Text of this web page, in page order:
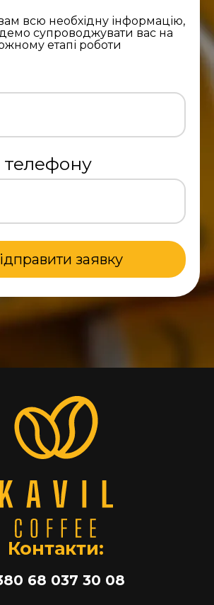
всю необхідну інформацію,
супроводжувати вас на
етапі роботи
Контакти:
68 037 30 08